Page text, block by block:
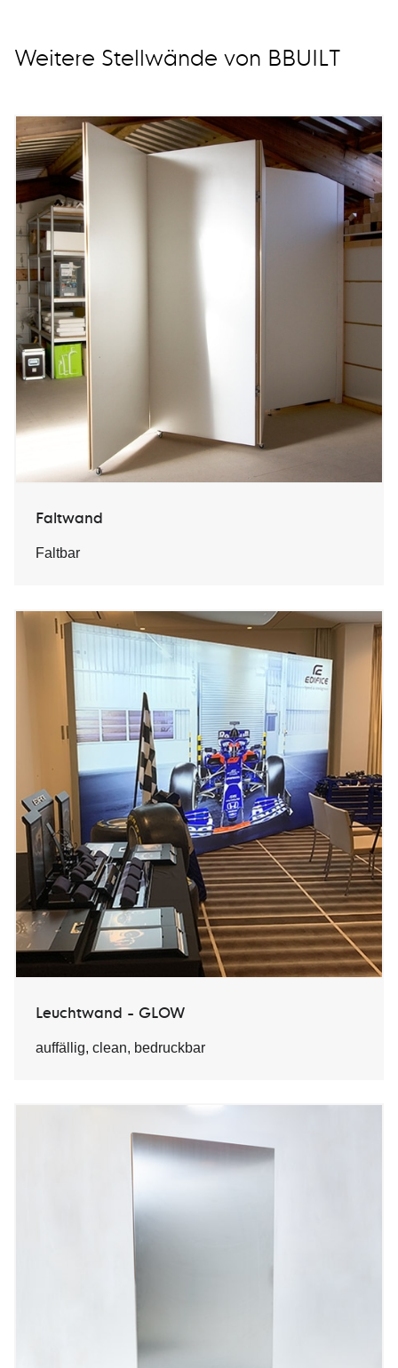
Weitere Stellwände von BBUILT
Faltwand
Faltbar
Leuchtwand - GLOW
auffällig, clean, bedruckbar